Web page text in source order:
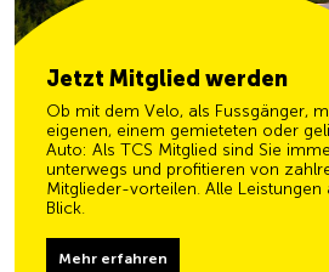
Jetzt Mitglied werden
Ob mit dem Velo, als Fussgänger,
eigenen, einem gemieteten oder
Auto: Als TCS Mitglied sind Sie
unterwegs und profitieren von
Mitglieder-vorteilen. Alle Leistungen
Blick.
Mehr erfahren